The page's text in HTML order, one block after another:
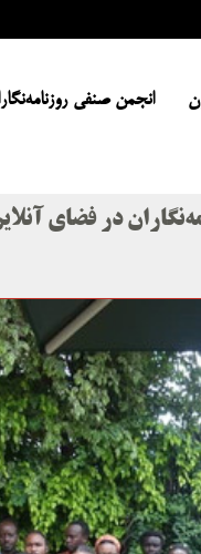
انجمن صنفی
در فضای